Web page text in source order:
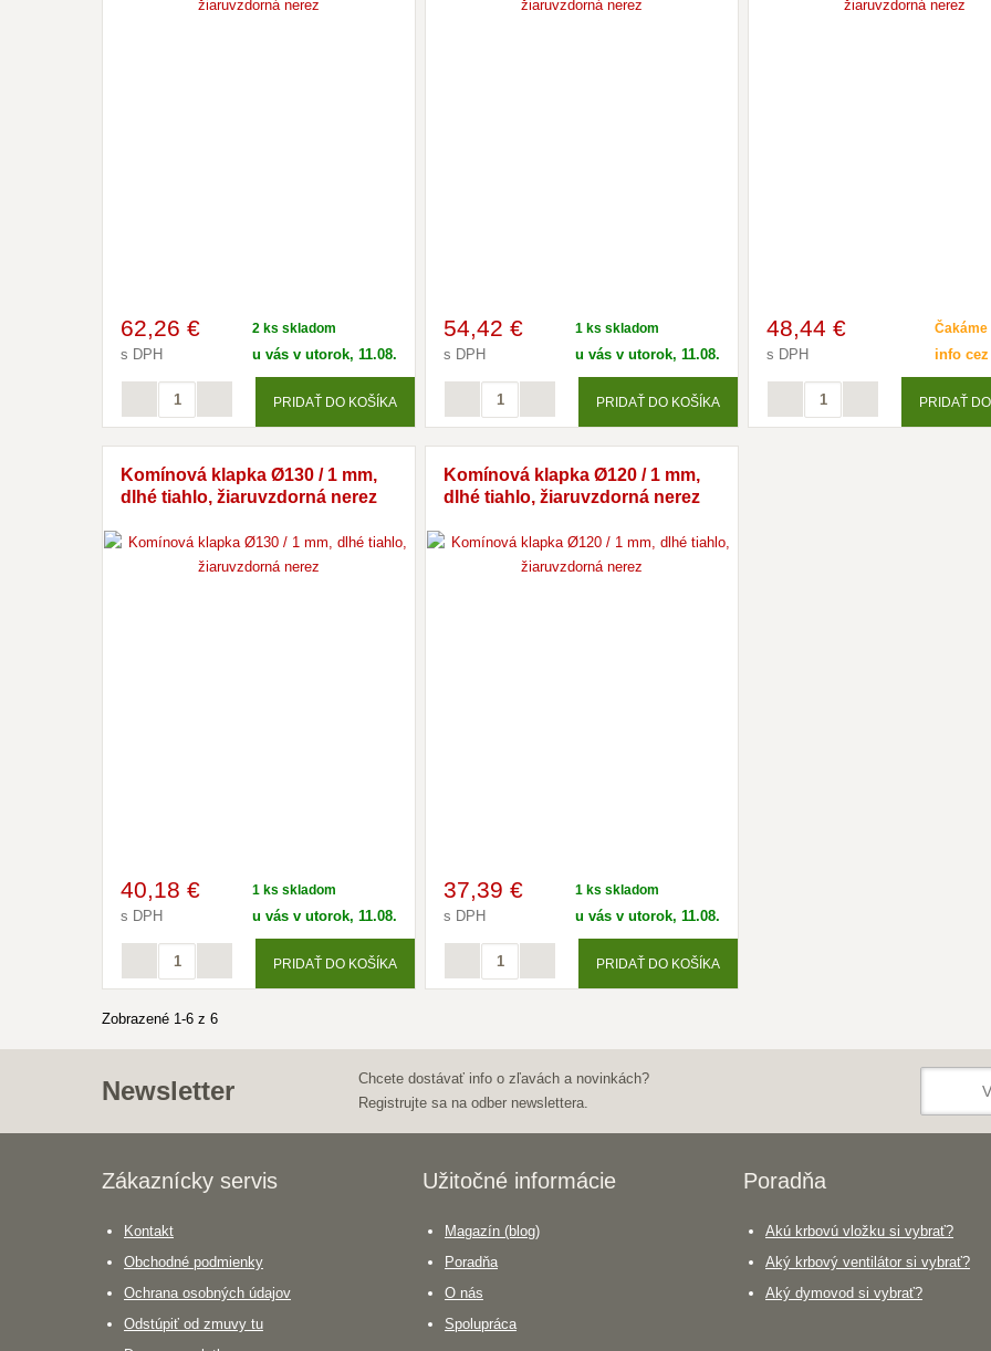
62,26 €
s DPH
2 ks skladom
u vás v utorok, 11.08.
PRIDAŤ DO KOŠÍKA
54,42 €
s DPH
1 ks skladom
u vás v utorok, 11.08.
PRIDAŤ DO KOŠÍKA
48,44 €
s DPH
Čakáme
info
PRIDAŤ
Komínová klapka Ø130 / 1 mm,
dlhé tiahlo, žiaruvzdorná nerez
40,18 €
s DPH
1 ks skladom
u vás v utorok, 11.08.
PRIDAŤ DO KOŠÍKA
Komínová klapka Ø120 / 1 mm,
dlhé tiahlo, žiaruvzdorná nerez
37,39 €
s DPH
1 ks skladom
u vás v utorok, 11.08.
PRIDAŤ DO KOŠÍKA
Zobrazené 1-6 z 6
Newsletter
Chcete dostávať info o zľavách a novinkách?
Registrujte sa na odber newslettera.
Zákaznícky servis
Kontakt
Obchodné podmienky
Ochrana osobných údajov
Odstúpiť od zmuvy tu
Užitočné informácie
Magazín (blog)
Poradňa
O nás
Spolupráca
Poradňa
Akú krbovú vložku si vybrať?
Aký krbový ventilátor si vybrať?
Aký dymovod si vybrať?